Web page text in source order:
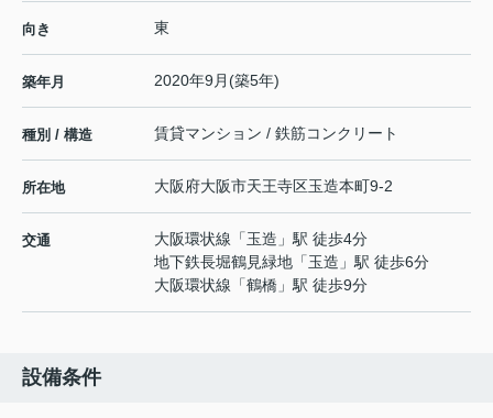
向き 東
築年月 2020年9月(築5年)
種別 / 構造 賃貸マンション / 鉄筋コンクリート
所在地 大阪府大阪市天王寺区玉造本町9-2
交通 大阪環状線 「玉造 」駅 徒歩4分
地下鉄長堀鶴見緑地 「玉造 」駅 徒歩6分
大阪環状線 「鶴橋 」駅 徒歩9分
設備条件